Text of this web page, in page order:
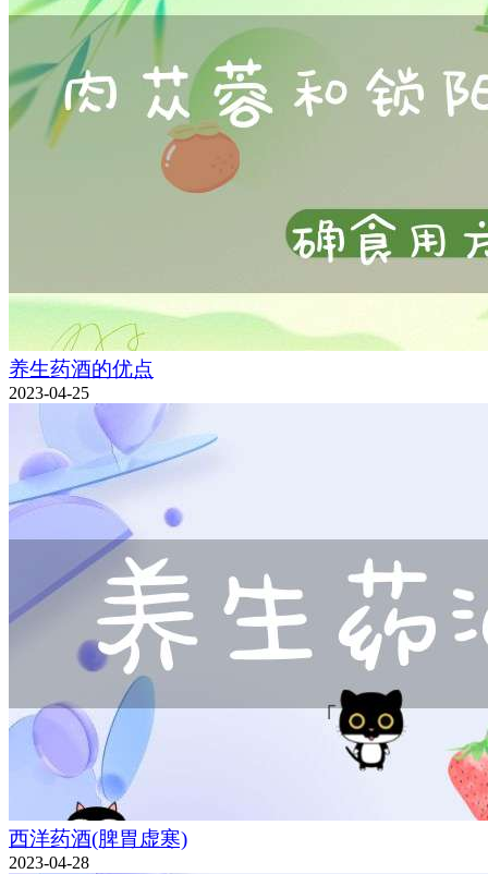
养生药酒的优点
2023-04-25
西洋药酒(脾胃虚寒)
2023-04-28